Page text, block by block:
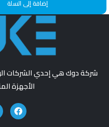
إضافة إلى السلة
شركة دوك هي إحدي الشركات
الأجهزة